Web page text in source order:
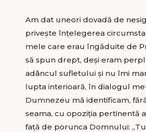
Am dat uneori dovadă de
priveşte înţelegerea
mele care erau îngăduite de
să spun drept, deşi eram
adâncul sufletului şi nu îmi
lupta interioară, în dialogul
Dumnezeu mă identificam,
seama, cu opoziţia pertinentă
faţă de porunca Domnului: